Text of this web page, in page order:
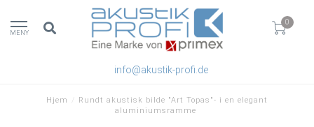
MENY
0
info@akustik-profi.de
Hjem
Rundt akustisk bilde "Art Topas"- i en elegant
aluminiumsramme